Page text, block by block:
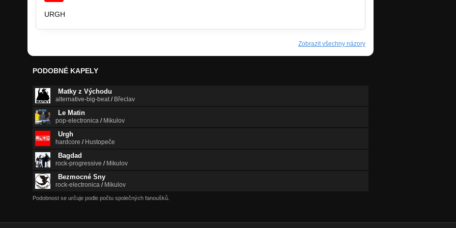
URGH
Zobrazit všechny názory
PODOBNÉ KAPELY
Matky z Východu
alternative-big-beat/ Břeclav
Le Matin
pop-electronica / Mikulov
Urgh
hardcore / Hustopeče
Bagdad
rock-progressive / Mikulov
Bezmocné Sny
rock-electronica / Mikulov
Podobnost se určuje podle počtu společných fanoušků.